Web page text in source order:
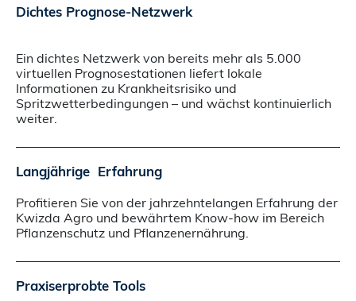
Dichtes Prognose-Netzwerk
Ein dichtes Netzwerk von bereits mehr als 5.000
virtuellen Prognosestationen liefert lokale
Informationen zu Krankheitsrisiko und
Spritzwetterbedingungen – und wächst kontinuierlich
weiter.
Langjährige Erfahrung
Profitieren Sie von der jahrzehntelangen Erfahrung der
Kwizda Agro und bewährtem Know-how im Bereich
Pflanzenschutz und Pflanzenernährung.
Praxiserprobte Tools